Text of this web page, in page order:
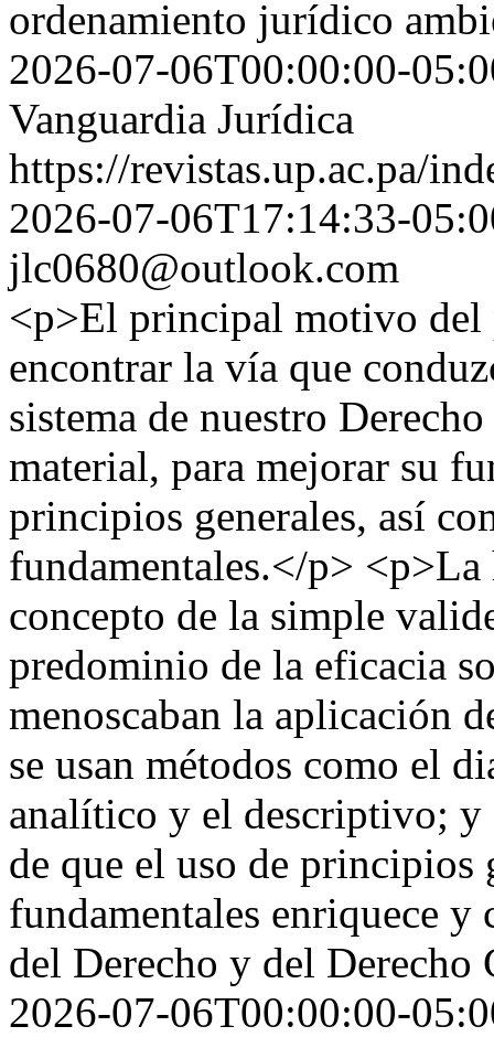
ordenamiento jurídico
2026-07-06T00:00:00-
Vanguardia Jurídica
https://revistas.up.ac.pa/
2026-07-06T17:14:33-
jlc0680@outlook.com
<p>El principal motivo del
encontrar la vía que
sistema de nuestro
material, para mejorar su
principios generales, así
fundamentales.</p>
concepto de la simple
predominio de la eficacia
menoscaban la aplicación
se usan métodos como el
analítico y el descriptivo; y
de que el uso de principios
fundamentales enriquece
del Derecho y del
2026-07-06T00:00:00-